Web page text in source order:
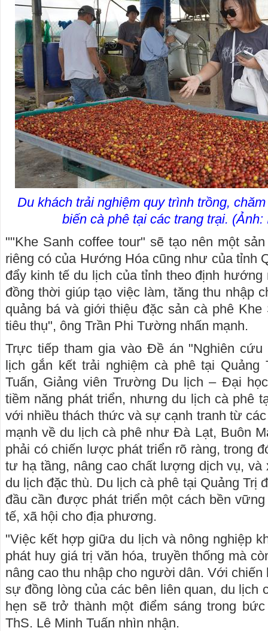
Du khách trải nghiệm quy trình trồng,
biến cà phê tại các trang trại. (Ảnh:
""Khe Sanh coffee tour" sẽ tạo nên một
riêng có của Hướng Hóa cũng như của tỉnh
đẩy kinh tế du lịch của tỉnh theo định hướng
đồng thời giúp tạo việc làm, tăng thu nhập
quảng bá và giới thiệu đặc sản cà phê
tiêu thụ", ông Trần Phi Tường nhấn mạnh.
Trực tiếp tham gia vào Đề án "Nghiên cứu
lịch gắn kết trải nghiệm cà phê tại Quảng
Tuấn, Giảng viên Trường Du lịch – Đại
tiềm năng phát triển, nhưng du lịch cà phê
với nhiều thách thức và sự cạnh tranh từ
mạnh về du lịch cà phê như Đà Lạt, Buôn
phải có chiến lược phát triển rõ ràng, trong
tư hạ tầng, nâng cao chất lượng dịch vụ, và
du lịch đặc thù. Du lịch cà phê tại Quảng Trị
đầu cần được phát triển một cách bền
tế, xã hội cho địa phương.
"Việc kết hợp giữa du lịch và nông nghiệp
phát huy giá trị văn hóa, truyền thống mà
nâng cao thu nhập cho người dân. Với
sự đồng lòng của các bên liên quan, du lịch
hẹn sẽ trở thành một điểm sáng trong
ThS. Lê Minh Tuấn nhìn nhận.